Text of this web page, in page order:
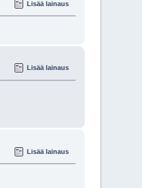
Lisää lainaus
Lisää lainaus
Lisää lainaus